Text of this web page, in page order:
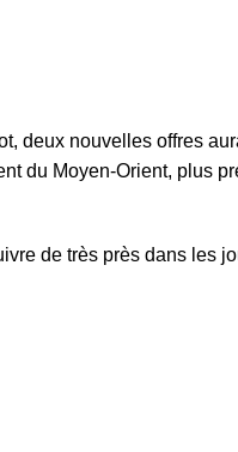
, deux nouvelles offres
Moyen-Orient, plus
de très près dans les